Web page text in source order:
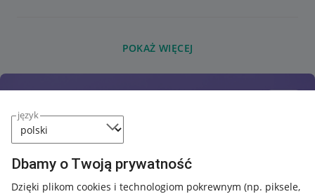
język
Dbamy o Twoją prywatność
Dzięki plikom cookies i technologiom pokrewnym (np. piksele,
POKAŻ WIĘCEJ